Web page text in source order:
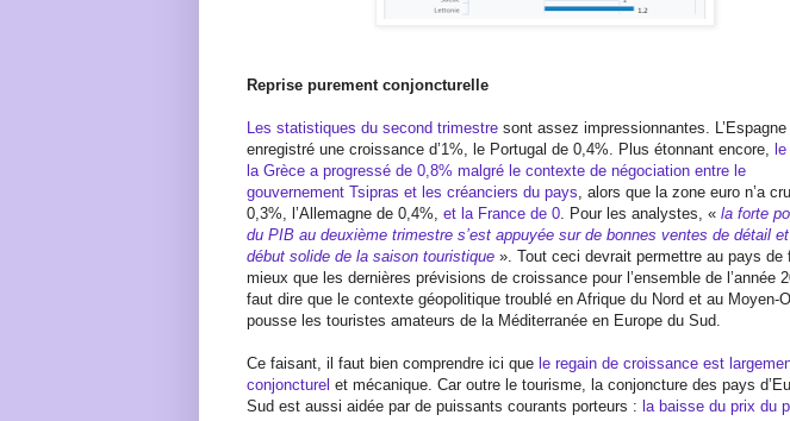
Reprise purement conjoncturelle
Les statistiques du second trimestre sont assez impressionnantes. L’Espagne
enregistré une croissance d’1%, le Portugal de 0,4%. Plus étonnant encore, le
la Grèce a progressé de 0,8% malgré le contexte de négociation entre le
gouvernement Tsipras et les créanciers du pays , alors que la zone euro n’a
0,3%, l’Allemagne de 0,4%, et la France de 0 . Pour les analystes, « la forte
du PIB au deuxième trimestre s’est appuyée sur de bonnes ventes de détail
début solide de la saison touristique ». Tout ceci devrait permettre au pays de
mieux que les dernières prévisions de croissance pour l’ensemble de l’année
faut dire que le contexte géopolitique troublé en Afrique du Nord et au Moyen-
pousse les touristes amateurs de la Méditerranée en Europe du Sud.
Ce faisant, il faut bien comprendre ici que le regain de croissance est
conjoncturel et mécanique. Car outre le tourisme, la conjoncture des pays
Sud est aussi aidée par de puissants courants porteurs : la baisse du prix du